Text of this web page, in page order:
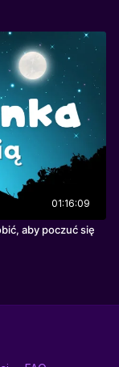
01:16:09
aby poczuć się